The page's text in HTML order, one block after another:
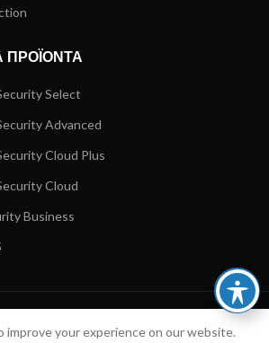
ΠΡΟΪΟΝΤΑ
Select
Advanced
Cloud Plus
Cloud
Business
2023 - ALL RIGHTS
AND LEFTS RESERVED
improve your experience on our website.